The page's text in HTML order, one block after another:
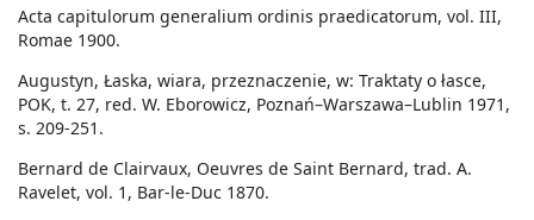
Acta capitulorum generalium ordinis praedicatorum, vol. III,
Romae 1900.
Augustyn, Łaska, wiara, przeznaczenie, w: Traktaty o łasce,
POK, t. 27, red. W. Eborowicz, Poznań–Warszawa–Lublin 1971,
s. 209-251.
Bernard de Clairvaux, Oeuvres de Saint Bernard, trad. A.
Ravelet, vol. 1, Bar-le-Duc 1870.